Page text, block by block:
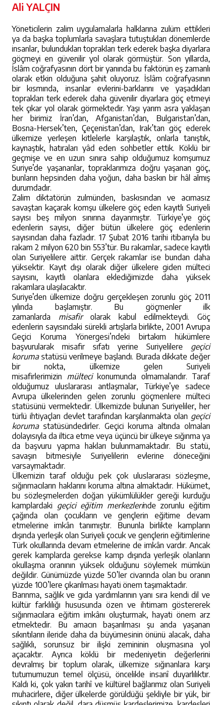
Ali YALÇIN
Yöneticilerin zalim uygulamalarla halklarına zulüm ettikleri
ya da başka toplumlarla savaşlara tutuştukları dönemlerde
insanlar, bulundukları toprakları terk ederek başka diyarlara
göçmeyi en güvenilir yol olarak görmüştür. Son yıllarda,
İslâm coğrafyasının dört bir yanında bu faktörün eş zamanlı
olarak etkin olduğuna şahit oluyoruz. İslâm coğrafyasının
bir kısmında, insanlar evlerini-barklarını ve yaşadıkları
toprakları terk ederek daha güvenilir diyarlara göç etmeyi
tek çıkar yol olarak görmektedir. Yaşı yarım asra yaklaşan
her birimiz İran’dan, Afganistan’dan, Bulgaristan’dan,
Bosna-Hersek’ten, Çeçenistan’dan, Irak’tan göç ederek
ülkemize yerleşen kitlelerle karşılaştık, onlarla tanıştık,
kaynaştık, hatıraları yâd eden sohbetler ettik. Köklü bir
geçmişe ve en uzun sınıra sahip olduğumuz komşumuz
Suriye’de yaşananlar, topraklarımıza doğru yaşanan göç,
bunların hepsinden daha yoğun, daha baskın bir hâl almış
durumdadır.
Zalim diktatörün zulmünden, baskısından ve acımasız
savaştan kaçarak komşu ülkelere göç eden kayıtlı Suriyeli
sayısı beş milyon sınırına dayanmıştır. Türkiye’ye göç
edenlerin sayısı, diğer bütün ülkelere göç edenlerin
sayısından daha fazladır. 17 Şubat 2016 tarihi itibarıyla bu
rakam 2 milyon 620 bin 553’tür. Bu rakamlar, sadece kayıtlı
olan Suriyelilere aittir. Gerçek rakamlar ise bundan daha
yüksektir. Kayıt dışı olarak diğer ülkelere giden mülteci
sayısını, kayıtlı olanlara eklediğimizde daha yüksek
rakamlara ulaşılacaktır.
Suriye’den ülkemize doğru gerçekleşen zorunlu göç 2011
yılında başlamıştır. Bu göçmenler ilk
zamanlarda misafirolarak kabul edilmekteydi. Göç
edenlerin sayısındaki sürekli artışlarla birlikte, 2001 Avrupa
Geçici Koruma Yönergesi’ndeki birtakım hükümlere
başvurularak misafir sıfatı yerine Suriyelilere geçici
korumastatüsü verilmeye başlandı. Burada dikkate değer
bir nokta, ülkemize gelen Suriyeli
misafirlerimizin mültecikonumunda olmamalarıdır. Taraf
olduğumuz uluslararası antlaşmalar, Türkiye’ye sadece
Avrupa ülkelerinden gelen zorunlu göçmenlere mülteci
statüsünü vermektedir. Ülkemizde bulunan Suriyeliler, her
türlü ihtiyaçları devlet tarafından karşılanmakta olan geçici
korumastatüsündedirler. Geçici koruma altında olmaları
dolayısıyla da iltica etme veya üçüncü bir ülkeye sığınma ya
da başvuru yapma hakları bulunmamaktadır. Bu statü,
savaşın bitmesiyle Suriyelilerin evlerine döneceğini
varsaymaktadır.
Ülkemizin taraf olduğu pek çok uluslararası sözleşme,
sığınmacıların haklarını koruma altına almaktadır. Hükümet,
bu sözleşmelerden doğan yükümlülükler gereği kurduğu
kamplardaki geçici eğitim merkezlerinde zorunlu eğitim
çağında olan çocukların ve gençlerin eğitime devam
etmelerine imkân tanımıştır. Bununla birlikte kampların
dışında yerleşik olan Suriyeli çocuk ve gençlerin eğitimlerine
Türk okullarında devam etmelerine de imkân vardır. Ancak
gerek kamplarda gerekse kamp dışında yerleşik olanların
okullaşma oranının yüksek olduğunu söylemek mümkün
değildir. Günümüzde yüzde 50’ler civarında olan bu oranın
yüzde 100’lere çıkarılması hayati önem taşımaktadır.
Barınma, sağlık ve gıda yardımlarının yanı sıra kendi dil ve
kültür farklılığı hususunda özen ve ihtimam göstererek
sığınmacılara eğitim imkânı oluşturmak, hayati önem arz
etmektedir. Bu amacın başarılması şu anda yaşanan
sıkıntıların ileride daha da büyümesinin önünü alacak, daha
sağlıklı, sorunsuz bir ilişki zemininin oluşmasına yol
açacaktır. Ayrıca köklü bir medeniyetin değerlerini
devralmış bir toplum olarak, ülkemize sığınanlara karşı
tutumumuzun temel ölçüsü, öncelikle insanî duyarlılıktır.
Kaldı ki, çok yakın tarihî ve kültürel bağlarımız olan Suriyeli
muhacirlere, diğer ülkelerde görüldüğü şekliyle bir yük, bir